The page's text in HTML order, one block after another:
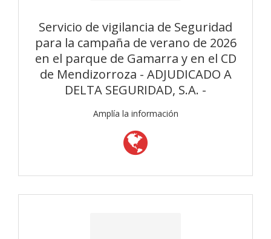
Servicio de vigilancia de Seguridad
para la campaña de verano de 2026
en el parque de Gamarra y en el CD
de Mendizorroza - ADJUDICADO A
DELTA SEGURIDAD, S.A. -
Amplía la información